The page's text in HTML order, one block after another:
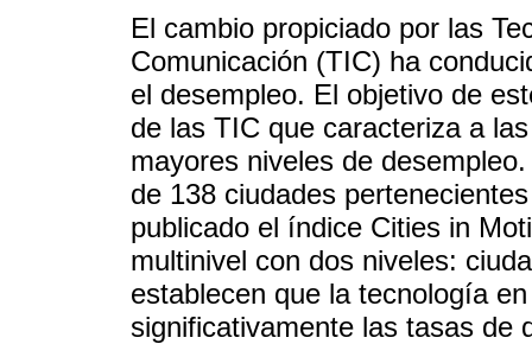
El cambio propiciado por las
Comunicación (TIC) ha
el desempleo. El objetivo de
de las TIC que caracteriza a
mayores niveles de
de 138 ciudades
publicado el índice Cities in
multinivel con dos niveles:
establecen que la tecnología
significativamente las tasas de